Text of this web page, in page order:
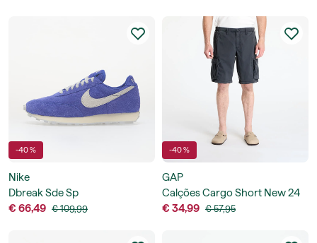
-40 %
Nike
Dbreak Sde Sp
€ 66,49 € 109,99
-40 %
GAP
Calções Cargo Short New 24
€ 34,99 € 57,95